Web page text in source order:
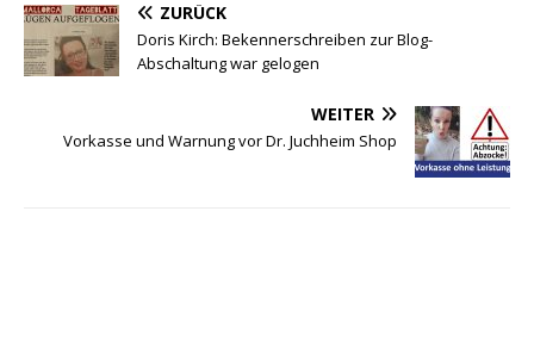
ZURÜCK
Doris Kirch: Bekennerschreiben zur Blog-
Abschaltung war gelogen
WEITER
Vorkasse und Warnung vor Dr. Juchheim Shop